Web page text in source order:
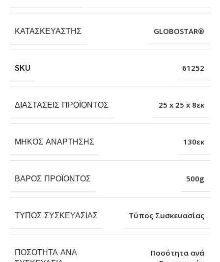
ΚΑΤΑΣΚΕΥΑΣΤΉΣ GLOBOSTAR®
SKU 61252
ΔΙΑΣΤΆΣΕΙΣ ΠΡΟΪΌΝΤΟΣ 25 x 25 x 8εκ
ΜΉΚΟΣ ΑΝΆΡΤΗΣΗΣ 130εκ
ΒΆΡΟΣ ΠΡΟΪΌΝΤΟΣ 500g
ΤΎΠΟΣ ΣΥΣΚΕΥΑΣΊΑΣ Τύπος Συσκευασίας
ΠΟΣΌΤΗΤΑ ΑΝΆ
Ποσότητα ανά